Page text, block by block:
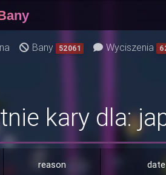
Bany 52061 Wyciszenia
kary dla:
reason date